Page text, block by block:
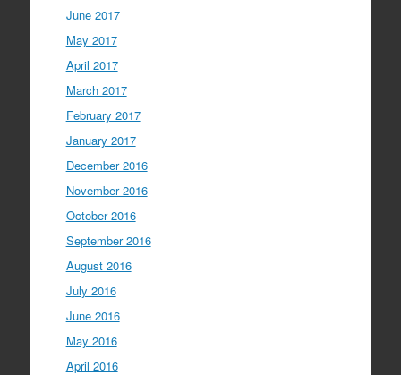
June 2017
May 2017
April 2017
March 2017
February 2017
January 2017
December 2016
November 2016
October 2016
September 2016
August 2016
July 2016
June 2016
May 2016
April 2016